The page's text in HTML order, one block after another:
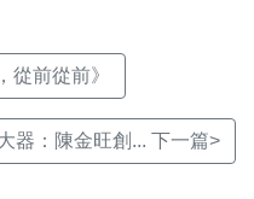
從前從前》
器：陳金旺創... 下一篇>